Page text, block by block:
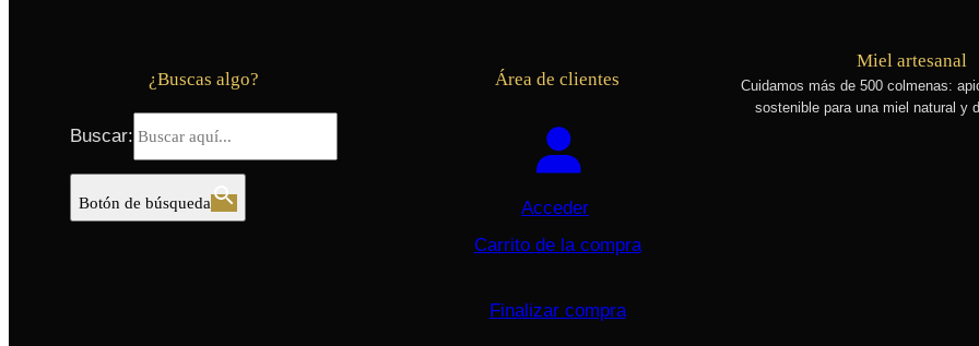
¿Buscas algo?
Buscar:
Botón de búsqueda
Área de clientes
Acceder
Carrito de la compra
Finalizar compra
Miel artesanal
Cuidamos más de 500 colmenas:
sostenible para una miel natural y